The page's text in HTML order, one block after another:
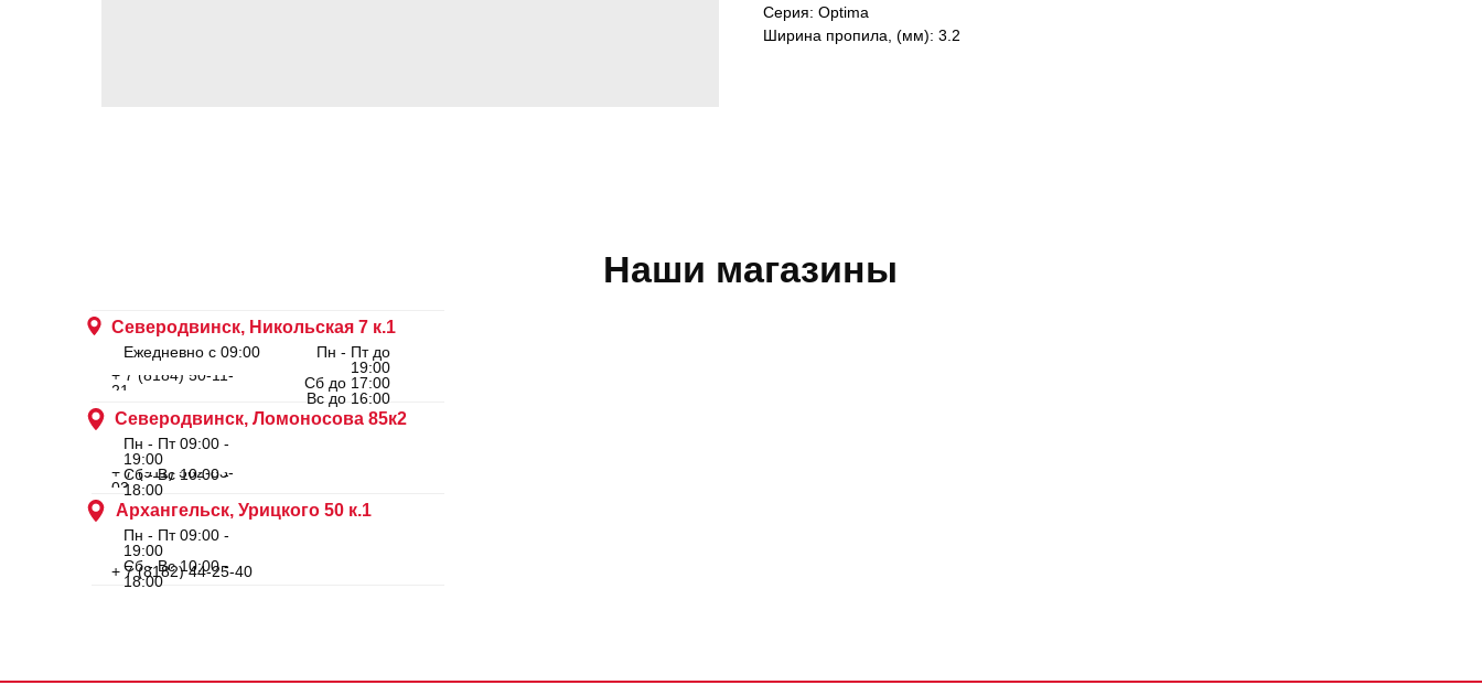
Серия: Optima
Ширина пропила, (мм): 3.2
Наши магазины
Архангельск, Урицкого 50 к.1
Северодвинск, Ломоносова 85к2
Северодвинск, Никольская 7 к.1
Ежедневно с 09:00
Пн - Пт до
19:00
Сб до 17:00
Вс до 16:00
Пн - Пт 09:00 -
19:00
Сб - Вс 10:00 -
18:00
Пн - Пт 09:00 -
19:00
Сб - Вс 10:00 -
18:00
+ 7 (8184) 50-11-
21
+ 7 (911) 562-83-
03
+ 7 (8182) 44-25-40